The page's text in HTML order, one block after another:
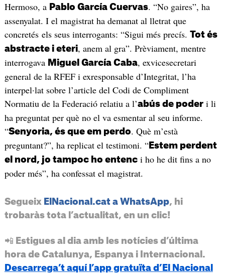
Hermoso, a Pablo García Cuervas. “No gaires”, ha
assenyalat. I el magistrat ha demanat al lletrat que
concretés els seus interrogants: “Sigui més precís. Tot és
abstracte i eteri, anem al gra”. Prèviament, mentre
interrogava Miguel García Caba, exvicesecretari
general de la RFEF i exresponsable d’Integritat, l’ha
interpel·lat sobre l’article del Codi de Compliment
Normatiu de la Federació relatiu a l’abús de poderi li
ha preguntat per què no el va esmentar al seu informe.
“Senyoria, és que em perdo. Què m’està
preguntant?”, ha replicat el testimoni. “Estem perdent
el nord, jo tampoc ho entenci ho he dit fins a no
poder més”, ha confessat el magistrat.
Segueix ElNacional.cat a WhatsApp, hi
trobaràs tota l’actualitat, en un clic!
📲 Estigues al dia amb les notícies d’última
hora de Catalunya, Espanya i Internacional.
Descarrega’t aquí l’app gratuïta d’El Nacional